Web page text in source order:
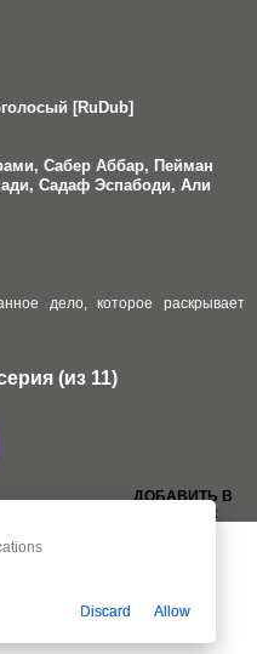
[RuDub]
Сабер Аббар, Пейман
Садаф Эспабоди, Али
дело, которое раскрывает
(из 11)
ДОБАВИТЬ В
ЗАКЛАДКИ:
Discard Allow